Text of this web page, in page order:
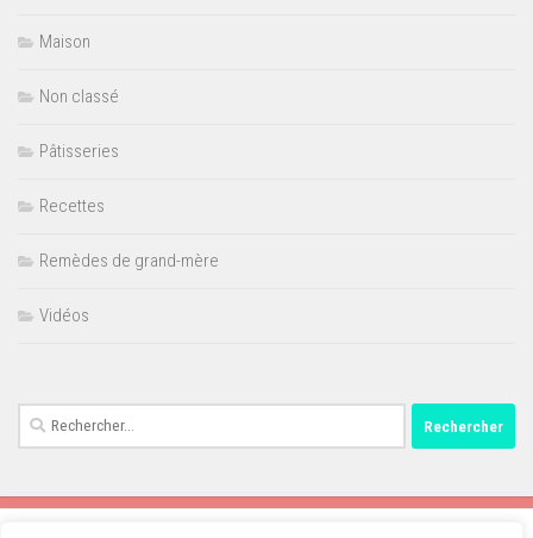
Maison
Non classé
Pâtisseries
Recettes
Remèdes de grand-mère
Vidéos
Rechercher :